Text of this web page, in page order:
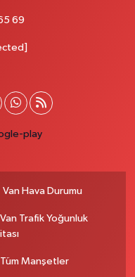
mahallesi terzioğlu, Eski
NO:57Çağdaş fırının
69
Van Hava Durumu
Van Trafik Yoğunluk
Tüm Manşetler